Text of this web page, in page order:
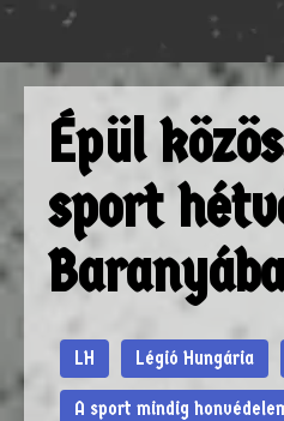
Épül
sport
LH Légió Hungária
A sport mindig